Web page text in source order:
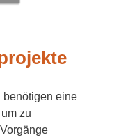
benötigen eine
zu